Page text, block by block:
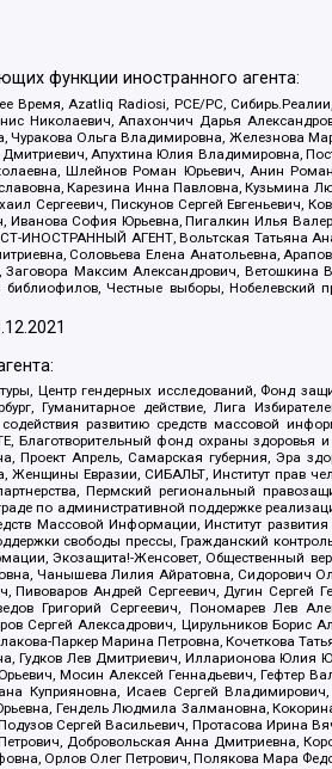
функции иностранного агента:
Azatliq Radiosi, PCE/PC,
Николаевич, Апахончич Дарья
Ольга Владимировна, Железнова
Апухтина Юлия Владимировна,
Шлейнов Роман Юрьевич, Анин
Карезина Инна Павловна,
Пискунов Сергей Евгеньевич,
Иванова София Юрьевна, Пигалкин Илья
ИНОСТРАННЫЙ АГЕНТ, Вольтская Татьяна
Соловьева Елена Анатольевна,
Максим Александрович, Ветошкина
Честные выборы, Нобелевский
Центр гендерных исследований, Фонд
действие, Лига
развитию средств массовой
Благотворительный фонд охраны
Проект Апрель, Самарская губерния, Эра
Евразии, СИБАЛЬТ, Институт прав
Пермский региональный
по административной поддержке
Массовой Информации, Институт
свободы прессы, Гражданский
Экозащита!-Женсовет, Общественный
Чанышева Лилия Айратовна, Сидорович
Андрей Сергеевич, Дугин Сергей
Григорий Сергеевич, Пономарев Лев
Сергей Алексадрович, Цирульников
Паркер Марина Петровна, Кочеткова
Гудков Лев Дмитриевич, Илларионова
Мосин Алексей Геннадьевич, Гефтер
Куприяновна, Исаев Сергей
Гендель Людмила Залмановна,
Сергей Васильевич, Протасова Ирина
Добровольская Анна Дмитриевна,
Орлов Олег Петрович, Полякова Мара